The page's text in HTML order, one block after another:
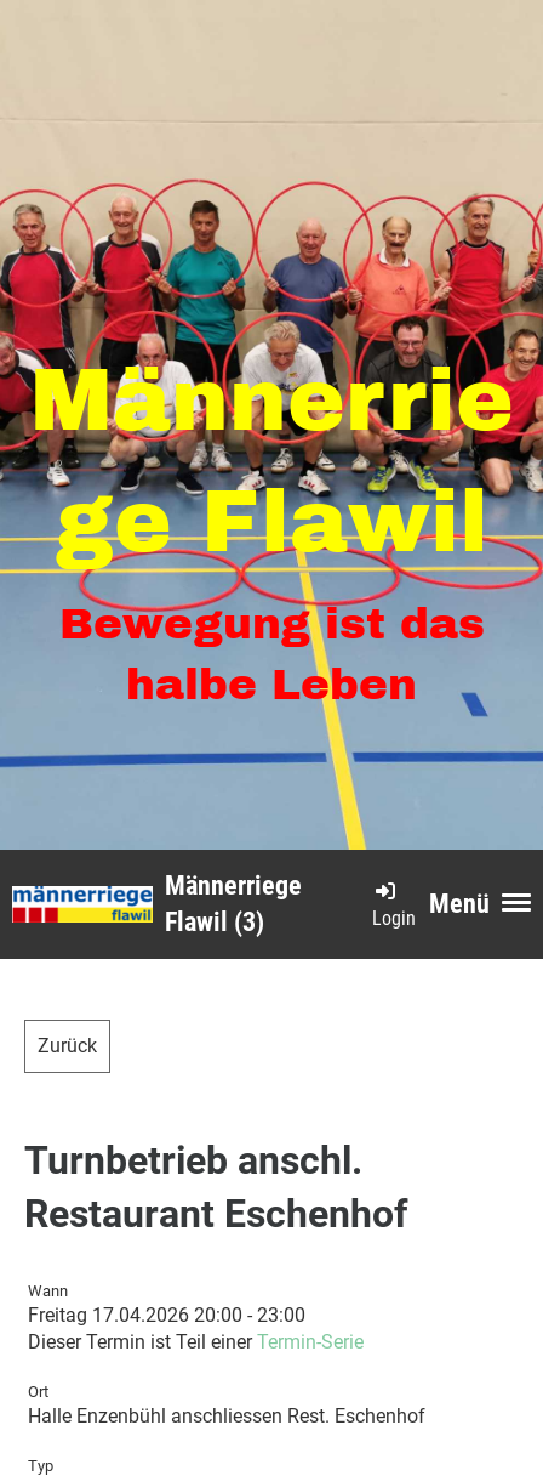
Männerrie
ge Flawil
Bewegung ist das
halbe Leben
Menü
Login
Männerriege
Flawil (3)
Zurück
Turnbetrieb anschl.
Restaurant Eschenhof
Wann
Freitag 17.04.2026 20:00 - 23:00
Dieser Termin ist Teil einerTermin-Serie
Ort
Halle Enzenbühl anschliessen Rest. Eschenhof
Typ